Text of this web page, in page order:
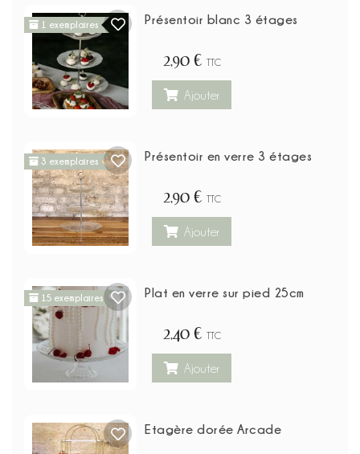
1 exemplaires Présentoir blanc 3 étages
2,90 € TTC
Ajouter
3 exemplaires Présentoir en verre 3 étages
2,90 € TTC
Ajouter
15 exemplaires Plat en verre sur pied 25cm
2,40 € TTC
Ajouter
Etagère dorée Arcade